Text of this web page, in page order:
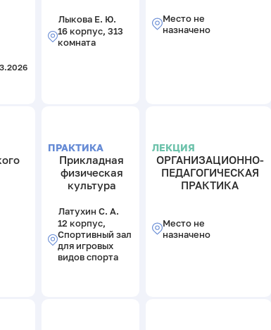
Лыкова Е. Ю.
16 корпус, 313
комната
Место не
назначено
ПРАКТИКА
Прикладная
физическая
культура
Латухин С. А.
12 корпус,
Спортивный зал
для игровых
видов спорта
ЛЕКЦИЯ
ОРГАНИЗАЦИОННО-
ПЕДАГОГИЧЕСКАЯ
ПРАКТИКА
Место не
назначено